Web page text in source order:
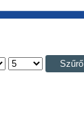
Szűrő